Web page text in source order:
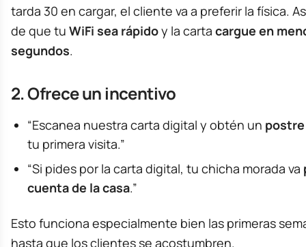
tarda 30 en cargar, el cliente va a preferir la física.
de que tu WiFi sea rápidoy la carta cargue en
segundos.
2. Ofrece un incentivo
“Escanea nuestra carta digital y obtén un
tu primera visita.”
“Si pides por la carta digital, tu chicha morada va
cuenta de la casa.”
Esto funciona especialmente bien las primeras
hasta que los clientes se acostumbren.